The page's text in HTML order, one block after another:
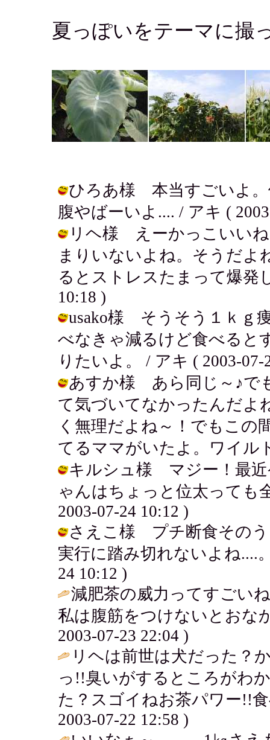
夏っぽいをテーマに撮
ひろあ様 本当すごいよ。
腹やばーいよ.... / アキ (
リヘ様 えーかっこいいね
まりいないよね。そうだよ
るとストレスたまって爆発
10:18 )
usako様 そうそう１ｋｇ
べなきゃ減るけど食べると
りたいよ。 / アキ ( 2003-07-
あすか様 あら同じ～♪で
て気づいてなかったんだよ
く無理だよね～！でもこの
てるママがいたよ。ワイル
キルシュ様 マジー！最近
ゃんはちょっと位太っても
2003-07-24 10:12 )
さえこ様 プチ断食その
実行に踏み切れないよね....
24 10:12 )
減肥茶の威力ってすごい
私は腹筋をつけないとお
2003-07-23 22:04 )
リヘは前世は犬だった？
っ!!臭いがするところがわ
た？スゴイねお茶パワー!!
2003-07-22 12:58 )